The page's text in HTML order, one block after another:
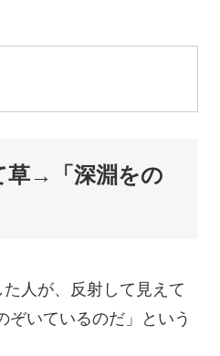
草→「深淵をの
人が、反射して見えて
ぞいているのだ」という